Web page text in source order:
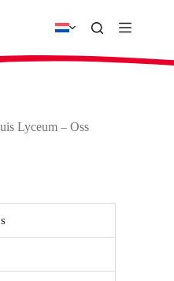
Lyceum – Oss